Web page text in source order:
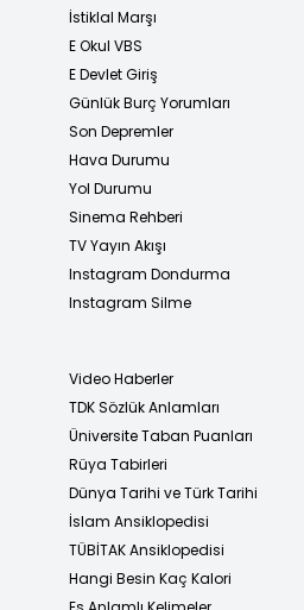
İstiklal Marşı
E Okul VBS
E Devlet Giriş
Günlük Burç Yorumları
Son Depremler
Hava Durumu
Yol Durumu
Sinema Rehberi
TV Yayın Akışı
Instagram Dondurma
Instagram Silme
Video Haberler
TDK Sözlük Anlamları
Üniversite Taban Puanları
Rüya Tabirleri
Dünya Tarihi ve Türk Tarihi
İslam Ansiklopedisi
TÜBİTAK Ansiklopedisi
Hangi Besin Kaç Kalori